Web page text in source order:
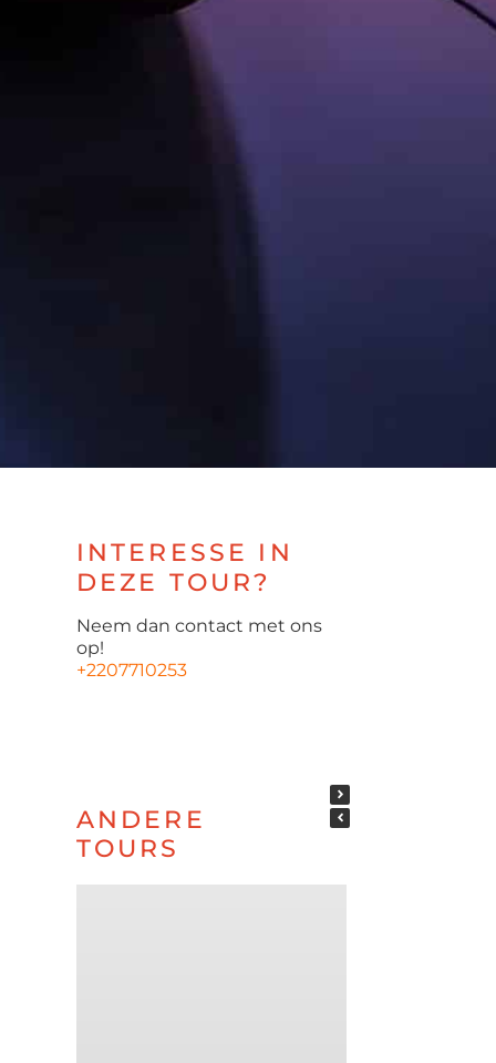
INTERESSE IN
DEZE TOUR?
Neem dan contact met ons
op!
+2207710253
ANDERE
TOURS